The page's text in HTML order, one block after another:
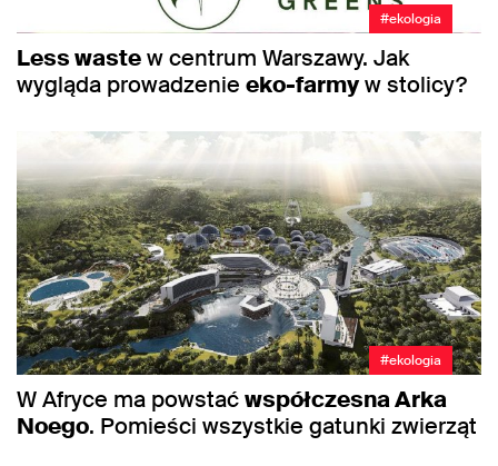
#ekologia
Less wastew centrum Warszawy. Jak
wygląda prowadzenie eko-farmyw stolicy?
#ekologia
W Afryce ma powstaćwspółczesna Arka
Noego. Pomieści wszystkie gatunki zwierząt